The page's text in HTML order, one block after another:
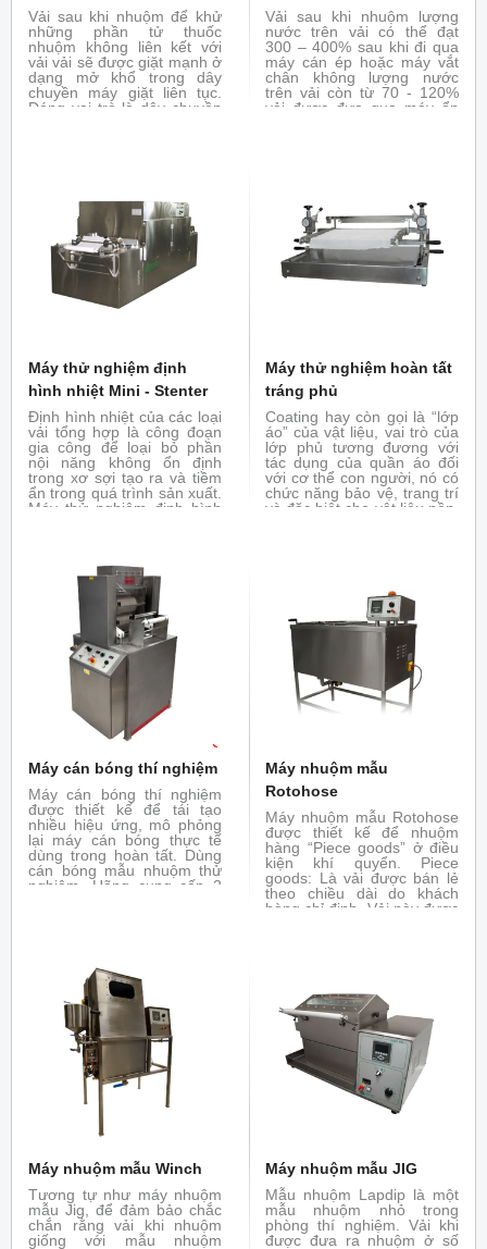
Vải sau khi nhuộm để khử
những phần tử thuốc
nhuộm không liên kết với
vải vải sẽ được giặt mạnh ở
dạng mở khổ trong dây
chuyền máy giặt liên tục.
Đóng vai trò là dây chuyền
Vải sau khi nhuộm lượng
nước trên vải có thể đạt
300 – 400% sau khi đi qua
máy cán ép hoặc máy vắt
chân không lượng nước
trên vải còn từ 70 - 120%
vải được đưa qua máy ổn
Máy thử nghiệm định
hình nhiệt Mini - Stenter
Định hình nhiệt của các loại
vải tổng hợp là công đoạn
gia công để loại bỏ phần
nội năng không ổn định
trong xơ sợi tạo ra và tiềm
ẩn trong quá trình sản xuất.
Máy thử nghiệm định hình
Thử nghiệm định hình nhiệt
với vải trong phòng thử
nghiệm hoàn tất
Máy thử nghiệm hoàn tất
tráng phủ
Coating hay còn gọi là “lớp
áo” của vật liệu, vai trò của
lớp phủ tương đương với
tác dụng của quần áo đối
với cơ thể con người, nó có
chức năng bảo vệ, trang trí
và đặc biệt cho vật liệu nền.
là thiết bị lý tưởng nó được
thiết kế đặc biệt để bổ sung
cho thiết bị TFO và Mini-
Thermo. Máy mô phỏng lại
các kĩ thuật tráng phủ khác
nhau
Máy cán bóng thí nghiệm
Máy cán bóng thí nghiệm
được thiết kế để tái tạo
nhiều hiệu ứng, mô phỏng
lại máy cán bóng thực tế
dùng trong hoàn tất. Dùng
cán bóng mẫu nhuộm thử
nghiệm. Hãng cung cấp 2
sẵn tùy chọn cho các vật
liệu len, giấy, cotton,
polyamide.
Máy nhuộm mẫu
Rotohose
Máy nhuộm mẫu Rotohose
được thiết kế để nhuộm
hàng “Piece goods” ở điều
kiện khí quyển. Piece
goods: Là vải được bán lẻ
theo chiều dài do khách
hàng chỉ định. Vải này được
Máy nhuộm mẫu Winch
Tương tự như máy nhuộm
mẫu Jig, để đảm bảo chắc
chắn rằng vải khi nhuộm
giống với mẫu nhuộm
Máy nhuộm mẫu JIG
Mẫu nhuộm Lapdip là một
mẫu nhuộm nhỏ trong
phòng thí nghiệm. Vải khi
được đưa ra nhuộm ở số